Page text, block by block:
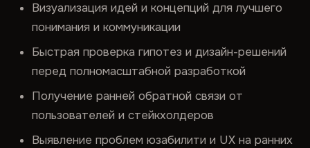
Визуализация идей и концепций для лучшего
понимания и коммуникации
Быстрая проверка гипотез и дизайн-решений
перед полномасштабной разработкой
Получение ранней обратной связи от
пользователей и стейкхолдеров
Выявление проблем юзабилити и UX на ранних